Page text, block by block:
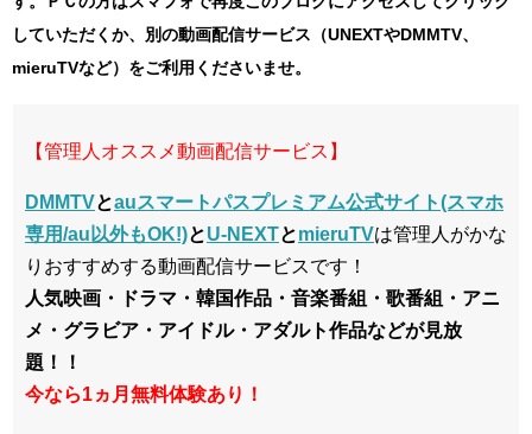
していただくか、別の動画配信サービス（UNEXTやDMMTV、
mieruTVなど）をご利用くださいませ。
【管理人オススメ動画配信サービス】
DMMTVとauスマートパスプレミアム公式サイト(スマホ
専用/au以外もOK!)とU-NEXTとmieruTVは管理人がかな
りおすすめする動画配信サービスです！
人気映画・ドラマ・韓国作品・音楽番組・歌番組・アニ
メ・グラビア・アイドル・アダルト作品などが見放
題！！
今なら1ヵ月無料体験あり！